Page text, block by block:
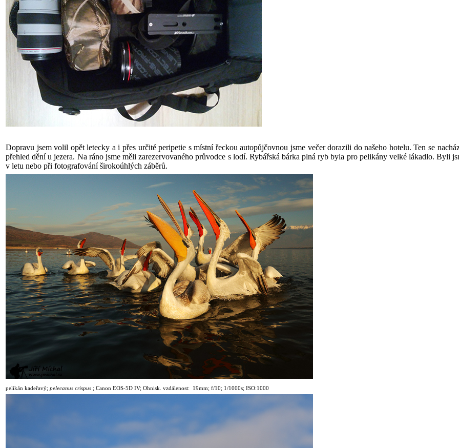
Dopravu jsem volil opět letecky a i přes určité peripetie s místní řeckou autopůjčovnou jsme večer dorazili do našeho hotelu. Ten se
přehled dění u jezera. Na ráno jsme měli zarezervovaného průvodce s lodí. Rybářská bárka plná ryb byla pro pelikány velké lákadlo. Byli
v letu nebo při fotografování širokoúhlých záběrů.
pelikán kadeřavý; pelecanus crispus ; Canon EOS-5D IV; Ohnisk. vzdálenost: 19mm; f/10; 1 /1000s; ISO:1000